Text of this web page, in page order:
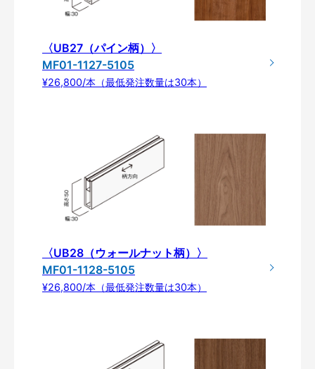
〈UB27（パイン柄）〉
MF01-1127-5105
¥26,800/本（最低発注数量は30本）
〈UB28（ウォールナット柄）〉
MF01-1128-5105
¥26,800/本（最低発注数量は30本）